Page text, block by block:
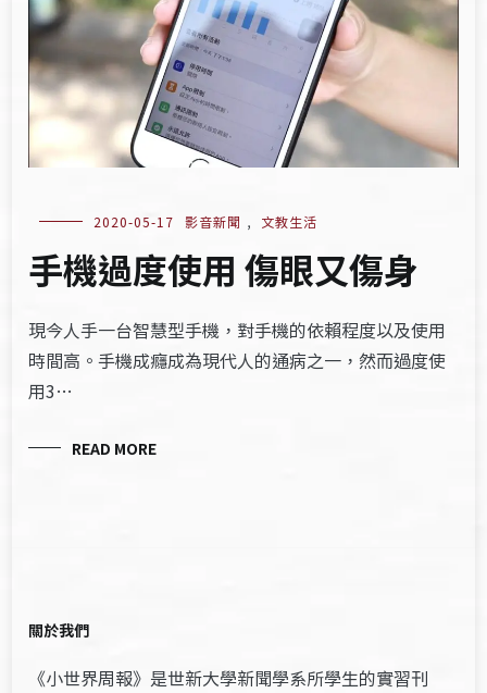
2020-05-17 影音新聞 , 文教生活
手機過度使用 傷眼又傷身
現今人手一台智慧型手機，對手機的依賴程度以及使用
時間高。手機成癮成為現代人的通病之一，然而過度使
用3…
READ MORE
關於我們
《小世界周報》是世新大學新聞學系所學生的實習刊